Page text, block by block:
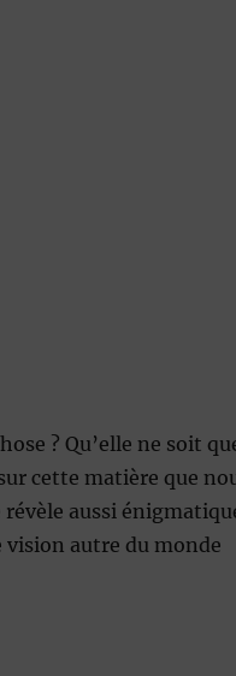
? Qu’elle ne soit
cette matière que
aussi
vision autre du monde